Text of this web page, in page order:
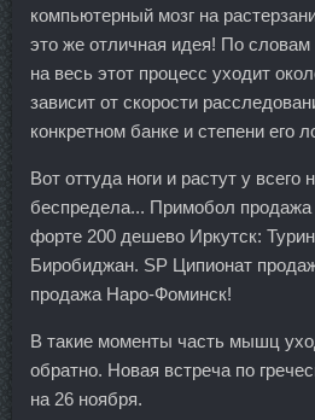
компьютерный мозг на
это же отличная идея! По
на весь этот процесс уходит
зависит от скорости
конкретном банке и степени его
Вот оттуда ноги и растут у всего
беспредела... Примобол
форте 200 дешево Иркутск:
Биробиджан. SP Ципионат
продажа Наро-Фоминск!
В такие моменты часть мышц
обратно. Новая встреча по
на 26 ноября.